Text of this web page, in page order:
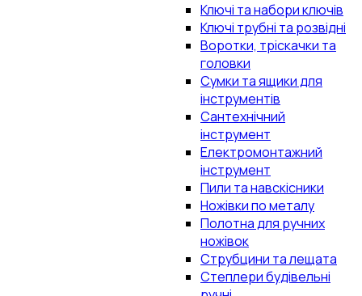
Ключі та набори ключів
Ключі трубні та розвідні
Воротки, тріскачки та
головки
Сумки та ящики для
інструментів
Сантехнічний
інструмент
Електромонтажний
інструмент
Пили та навскісники
Ножівки по металу
Полотна для ручних
ножівок
Струбцини та лещата
Степлери будівельні